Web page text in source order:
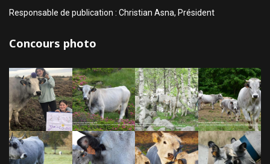
Responsable de publication : Christian Asna, Président
Concours photo